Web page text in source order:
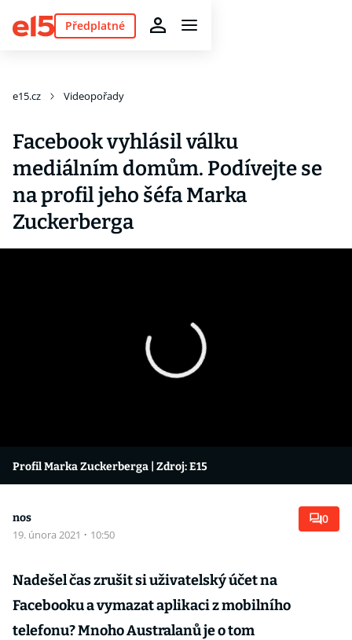
Předplatné
e15.cz Videopořady
Facebook vyhlásil válku
mediálním domům. Podívejte se
na profil jeho šéfa Marka
Zuckerberga
Profil Marka Zuckerberga | Zdroj: E15
nos
19. února 2021 · 10:50
0
Nadešel čas zrušit si uživatelský účet na
Facebooku a vymazat aplikaci z mobilního
telefonu? Mnoho Australanů je o tom